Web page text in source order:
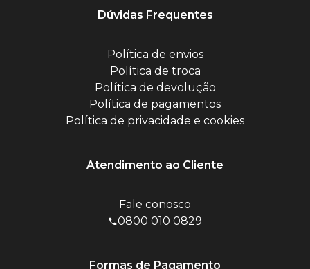
Dúvidas Frequentes
Política de envios
Política de troca
Política de devolução
Política de pagamentos
Política de privacidade e cookies
Atendimento ao Cliente
Fale conosco
0800 010 0829
Formas de Pagamento